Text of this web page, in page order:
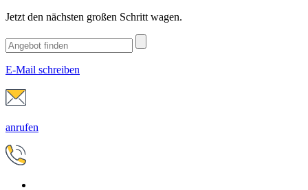
Jetzt den nächsten großen Schritt wagen.
E-Mail schreiben
anrufen